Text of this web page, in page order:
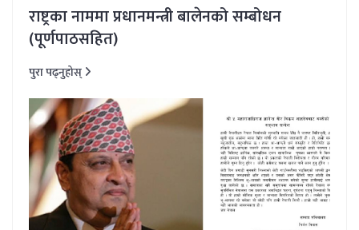
राष्ट्रका नाममा प्रधानमन्त्री बालेनको सम्बोधन
(पूर्णपाठसहित)
पुरा पढ्नुहोस्